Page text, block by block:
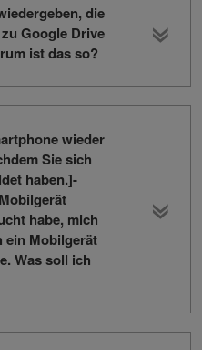
die
Google Drive
ist das so?
wieder
Sie sich
haben.]-
habe, mich
ein Mobilgerät
Was soll ich